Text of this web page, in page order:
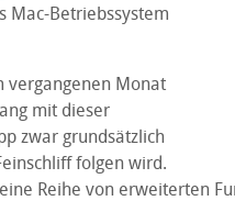
Mac-Betriebssystem
vergangenen Monat
mit dieser
zwar grundsätzlich
folgen wird.
Reihe von erweiterten